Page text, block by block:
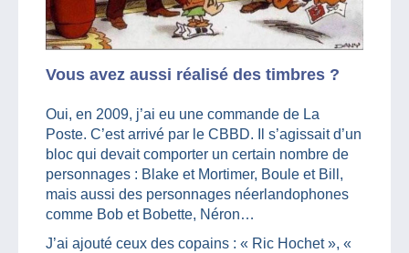
Vous avez aussi réalisé des timbres ?
Oui, en 2009, j’ai eu une commande de La
Poste. C’est arrivé par le CBBD. Il s’agissait d’un
bloc qui devait comporter un certain nombre de
personnages : Blake et Mortimer, Boule et Bill,
mais aussi des personnages néerlandophones
comme Bob et Bobette, Néron…
J’ai ajouté ceux des copains : « Ric Hochet », «